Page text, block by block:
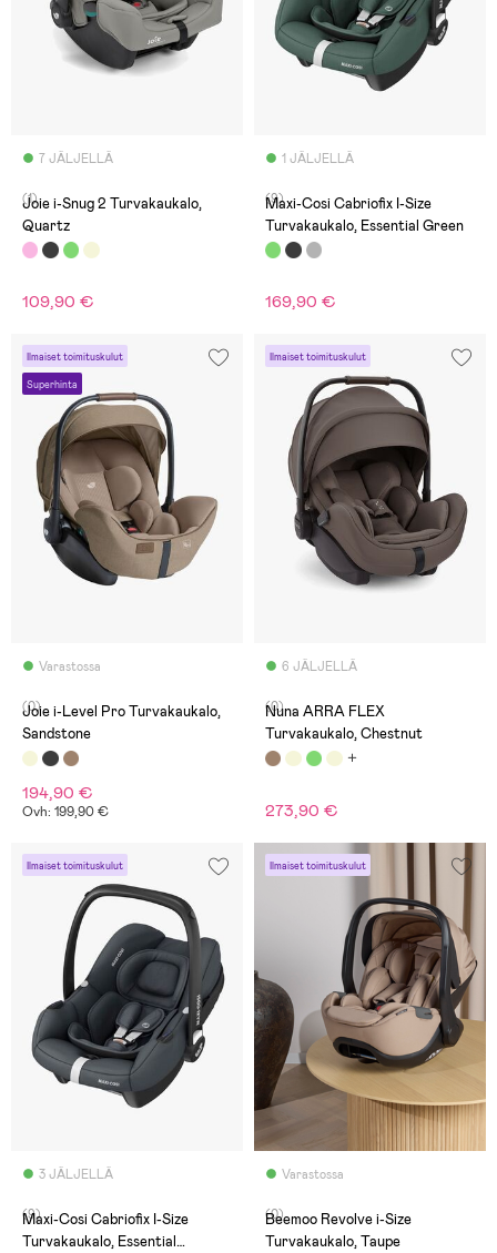
7 JÄLJELLÄ
(1)
Joie i-Snug 2 Turvakaukalo,
Quartz
109,90 €
1 JÄLJELLÄ
(9)
Maxi-Cosi Cabriofix I-Size
Turvakaukalo, Essential Green
169,90 €
Ilmaiset toimituskulut
Superhinta
Varastossa
(0)
Joie i-Level Pro Turvakaukalo,
Sandstone
194,90 €
Ovh: 199,90 €
Ilmaiset toimituskulut
6 JÄLJELLÄ
(0)
Nuna ARRA FLEX
Turvakaukalo, Chestnut
273,90 €
Ilmaiset toimituskulut
3 JÄLJELLÄ
(9)
Maxi-Cosi Cabriofix I-Size
Turvakaukalo, Essential
Ilmaiset toimituskulut
Varastossa
(0)
Beemoo Revolve i-Size
Turvakaukalo, Taupe